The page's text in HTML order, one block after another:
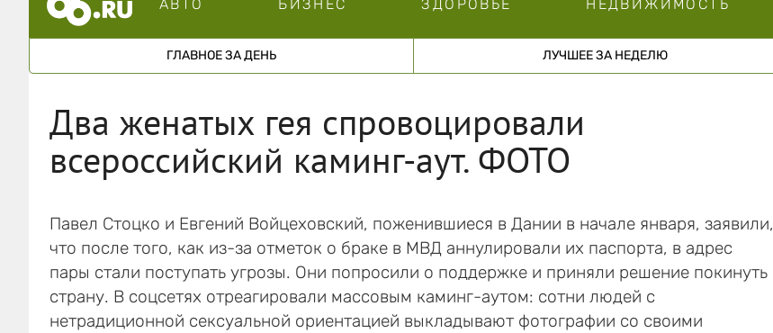
АВТО БИЗНЕС ЗДОРОВЬЕ НЕДВИЖИМОСТЬ
ГЛАВНОЕ ЗА ДЕНЬ ЛУЧШЕЕ ЗА НЕДЕЛЮ
Два женатых гея спровоцировали
всероссийский каминг-аут. ФОТО
Павел Стоцко и Евгений Войцеховский, поженившиеся в Дании в начале января, заявили,
что после того, как из-за отметок о браке в МВД аннулировали их паспорта, в адрес
пары стали поступать угрозы. Они попросили о поддержке и приняли решение покинуть
страну. В соцсетях отреагировали массовым каминг-аутом: сотни людей с
нетрадиционной сексуальной ориентацией выкладывают фотографии со своими